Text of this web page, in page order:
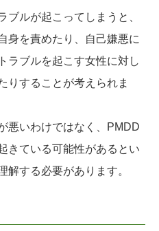
ブルが起こってしまうと、
身を責めたり、自己嫌悪に
ラブルを起こす女性に対し
りすることが考えられま
悪いわけではなく、PMDD
きている可能性があるとい
解する必要があります。